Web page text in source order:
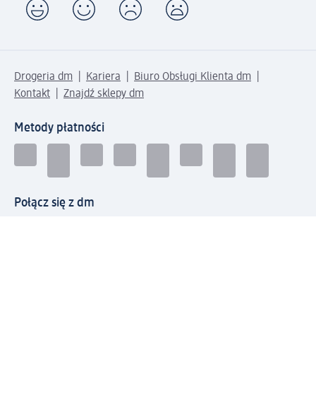
Drogeria dm Kariera
Biuro Obsługi Klienta dm
Kontakt
Znajdź sklepy dm
Metody płatności
Połącz się z dm